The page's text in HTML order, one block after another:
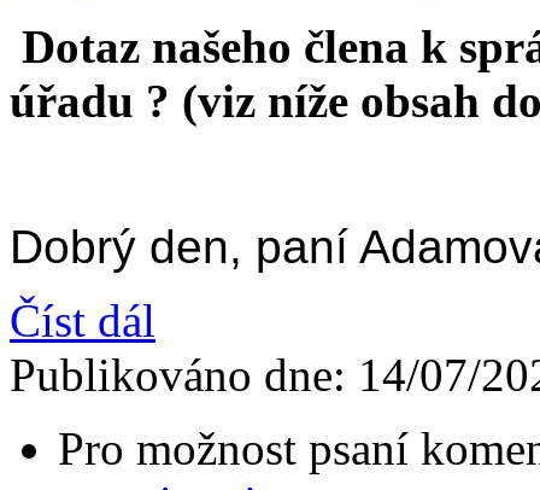
Dotaz našeho člena k
úřadu ? (viz níže obsah
Dobrý den, paní
Číst dál
Publikováno dne: 14/07/
Pro možnost psaní